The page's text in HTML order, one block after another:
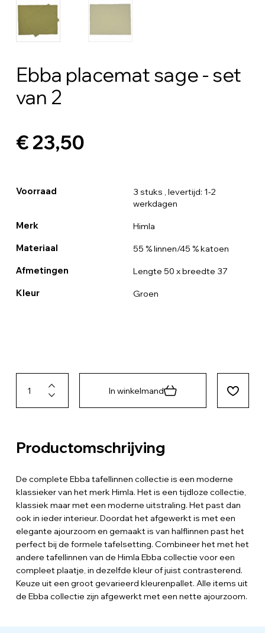
Ebba placemat sage - set
van 2
€ 23,50
Voorraad 3 stuks , levertijd: 1-2
werkdagen
Merk Himla
Materiaal 55 % linnen/45 % katoen
Afmetingen Lengte 50 x breedte 37
Kleur Groen
In winkelmand
Productomschrijving
De complete Ebba tafellinnen collectie is een moderne
klassieker van het merk Himla. Het is een tijdloze collectie,
klassiek maar met een moderne uitstraling. Het past dan
ook in ieder interieur. Doordat het afgewerkt is met een
elegante ajourzoom en gemaakt is van halflinnen past het
perfect bij de formele tafelsetting. Combineer het met het
andere tafellinnen van de Himla Ebba collectie voor een
compleet plaatje, in dezelfde kleur of juist contrasterend.
Keuze uit een groot gevarieerd kleurenpallet. Alle items uit
de Ebba collectie zijn afgewerkt met een nette ajourzoom.